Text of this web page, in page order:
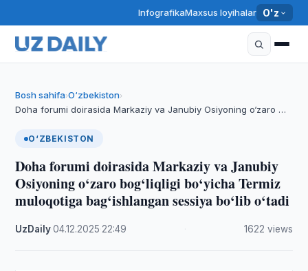
InfografikaMaxsus loyihalar O'z
Bosh sahifa›O‘zbekiston›
Doha forumi doirasida Markaziy va Janubiy Osiyoning o‘zaro …
O‘ZBEKISTON
Doha forumi doirasida Markaziy va Janubiy
Osiyoning o‘zaro bog‘liqligi bo‘yicha Termiz
muloqotiga bag‘ishlangan sessiya bo‘lib o‘tadi
UzDaily·04.12.2025 22:49 1622 views